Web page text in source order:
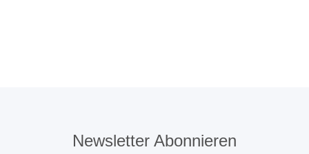
Newsletter Abonnieren